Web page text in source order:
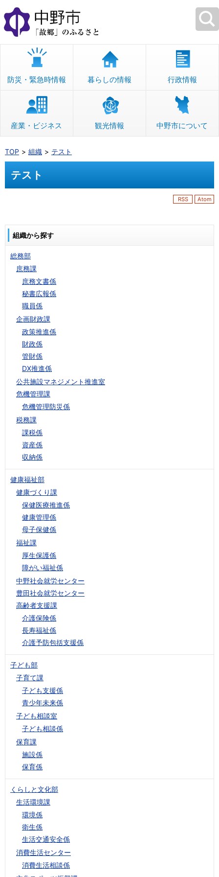
本
文
へ
移
防災・緊急時情報 暮らしの情報 行政情報
産業・ビジネス 観光情報 中野市について
TOP 組織 テスト
テスト
RSS Atom
組織から探す
総務部
庶務課
庶務文書係
秘書広報係
職員係
企画財政課
政策推進係
財政係
管財係
DX推進係
公共施設マネジメント推進室
危機管理課
危機管理防災係
税務課
課税係
資産係
収納係
健康福祉部
健康づくり課
保健医療推進係
健康管理係
母子保健係
福祉課
厚生保護係
障がい福祉係
中野社会就労センター
豊田社会就労センター
高齢者支援課
介護保険係
長寿福祉係
介護予防包括支援係
子ども部
子育て課
子ども支援係
青少年未来係
子ども相談室
子ども相談係
保育課
施設係
保育係
くらしと文化部
生活環境課
環境係
衛生係
生活交通安全係
消費生活センター
消費生活相談係